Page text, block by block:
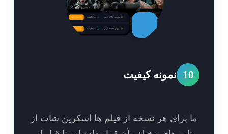
نمونه کیفیت
برای هر نسخه از فیلم ها اسکرین شات از